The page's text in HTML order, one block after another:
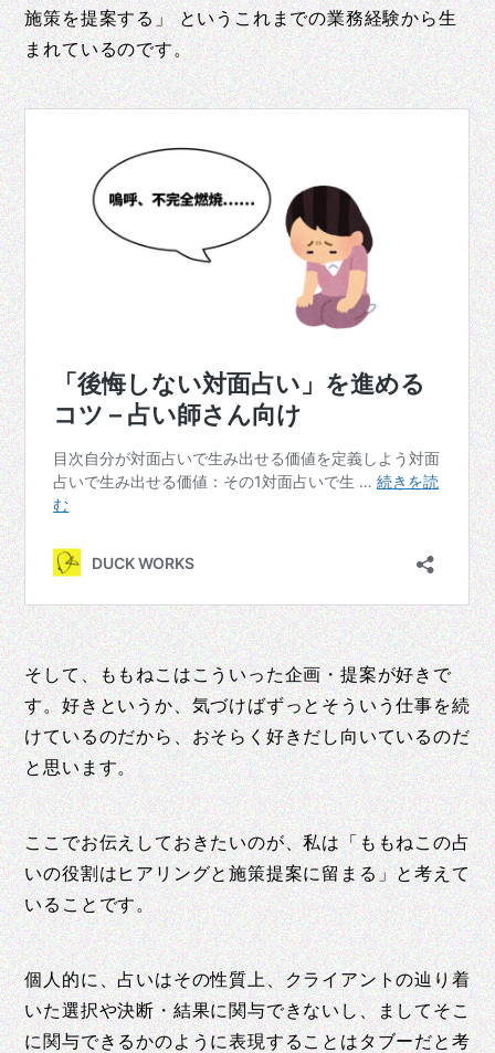
施策を提案する」 というこれまでの業務経験から生
まれているのです。
そして、ももねこはこういった企画・提案が好きで
す。好きというか、気づけばずっとそういう仕事を続
けているのだから、おそらく好きだし向いているのだ
と思います。
ここでお伝えしておきたいのが、私は「ももねこの占
いの役割はヒアリングと施策提案に留まる」と考えて
いることです。
個人的に、占いはその性質上、クライアントの辿り着
いた選択や決断・結果に関与できないし、ましてそこ
に関与できるかのように表現することはタブーだと考